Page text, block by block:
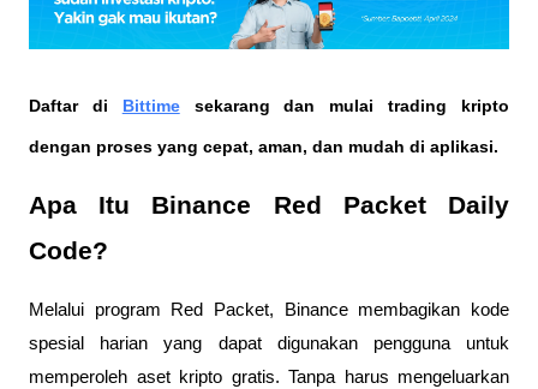
Daftar di Bittime sekarang dan mulai trading kripto
dengan proses yang cepat, aman, dan mudah di aplikasi.
Apa Itu Binance Red Packet Daily
Code?
Melalui program Red Packet, Binance membagikan kode
spesial harian yang dapat digunakan pengguna untuk
memperoleh aset kripto gratis. Tanpa harus mengeluarkan